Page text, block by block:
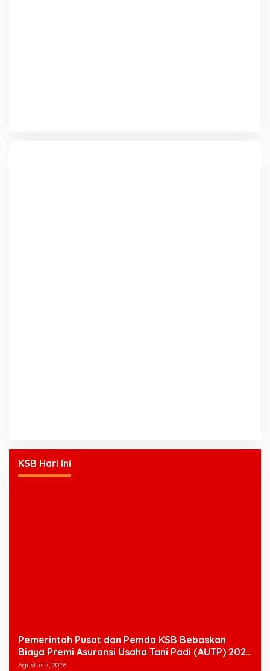
KSB Hari Ini
Pemerintah Pusat dan Pemda KSB Bebaskan
Biaya Premi Asuransi Usaha Tani Padi (AUTP) 2026
Bagi Petani
Agustus 7, 2026